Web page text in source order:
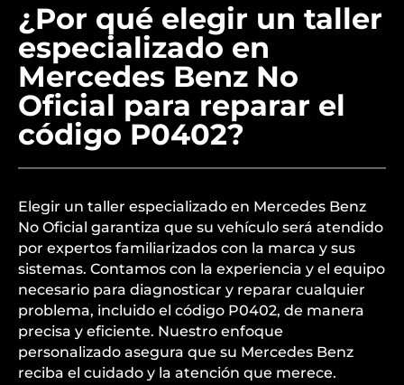
¿Por qué elegir un taller
especializado en
Mercedes Benz No
Oficial para reparar el
código P0402?
Elegir un taller especializado en Mercedes Benz
No Oficial garantiza que su vehículo será atendido
por expertos familiarizados con la marca y sus
sistemas. Contamos con la experiencia y el equipo
necesario para diagnosticar y reparar cualquier
problema, incluido el código P0402, de manera
precisa y eficiente. Nuestro enfoque
personalizado asegura que su Mercedes Benz
reciba el cuidado y la atención que merece.